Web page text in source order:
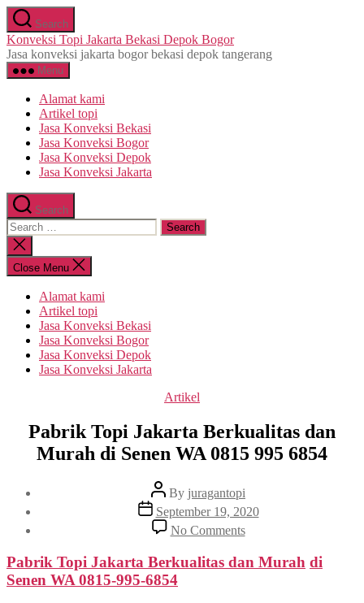
Skip
to
the
content
Search
Konveksi Topi Jakarta Bekasi Depok Bogor
Jasa konveksi jakarta bogor bekasi depok tangerang
Menu
Alamat kami
Artikel topi
Jasa Konveksi Bekasi
Jasa Konveksi Bogor
Jasa Konveksi Depok
Jasa Konveksi Jakarta
Search
Search
for:
Close
search
Close Menu
Alamat kami
Artikel topi
Jasa Konveksi Bekasi
Jasa Konveksi Bogor
Jasa Konveksi Depok
Jasa Konveksi Jakarta
Categories
Artikel
Pabrik Topi Jakarta Berkualitas dan
Murah di Senen WA 0815 995 6854
Post
author
By juragantopi
Post
date
September 19, 2020
No Commentson
Pabrik
Topi
Jakarta
Pabrik Topi Jakarta Berkualitas dan Murah di
Senen WA 0815-995-6854